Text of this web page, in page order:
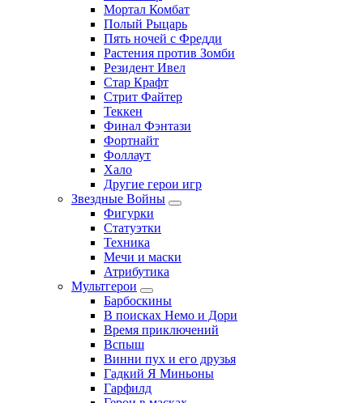
Мортал Комбат
Полый Рыцарь
Пять ночей с Фредди
Растения против Зомби
Резидент Ивел
Стар Крафт
Стрит Файтер
Теккен
Финал Фэнтази
Фортнайт
Фоллаут
Хало
Другие герои игр
Звездные Войны
Фигурки
Статуэтки
Техника
Мечи и маски
Атрибутика
Мультгерои
Барбоскины
В поисках Немо и Дори
Время приключений
Вспыш
Винни пух и его друзья
Гадкий Я Миньоны
Гарфилд